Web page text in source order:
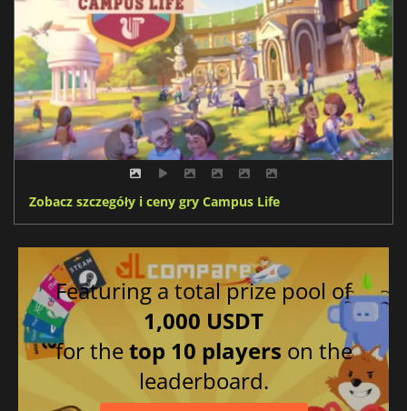
Zobacz szczegóły i ceny gry Campus Life
Featuring a total prize pool of
1,000 USDT
for thetop 10 players on the
leaderboard.